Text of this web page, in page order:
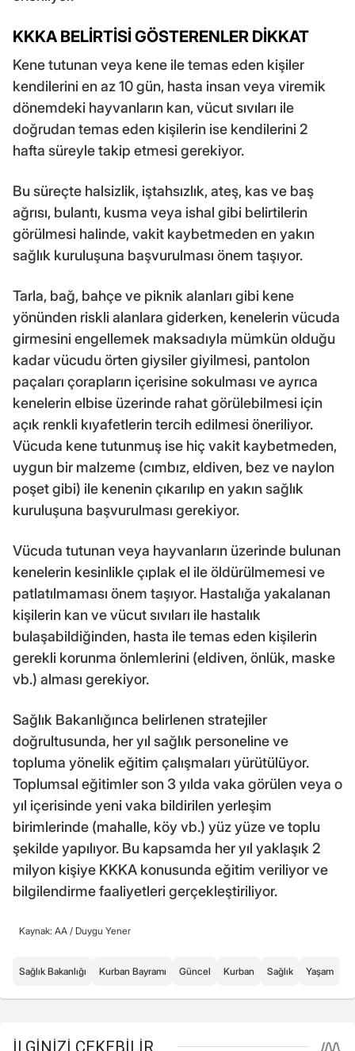
KKKA BELİRTİSİ GÖSTERENLER DİKKAT
Kene tutunan veya kene ile temas eden kişiler
kendilerini en az 10 gün, hasta insan veya viremik
dönemdeki hayvanların kan, vücut sıvıları ile
doğrudan temas eden kişilerin ise kendilerini 2
hafta süreyle takip etmesi gerekiyor.
Bu süreçte halsizlik, iştahsızlık, ateş, kas ve baş
ağrısı, bulantı, kusma veya ishal gibi belirtilerin
görülmesi halinde, vakit kaybetmeden en yakın
sağlık kuruluşuna başvurulması önem taşıyor.
Tarla, bağ, bahçe ve piknik alanları gibi kene
yönünden riskli alanlara giderken, kenelerin vücuda
girmesini engellemek maksadıyla mümkün olduğu
kadar vücudu örten giysiler giyilmesi, pantolon
paçaları çorapların içerisine sokulması ve ayrıca
kenelerin elbise üzerinde rahat görülebilmesi için
açık renkli kıyafetlerin tercih edilmesi öneriliyor.
Vücuda kene tutunmuş ise hiç vakit kaybetmeden,
uygun bir malzeme (cımbız, eldiven, bez ve naylon
poşet gibi) ile kenenin çıkarılıp en yakın sağlık
kuruluşuna başvurulması gerekiyor.
Vücuda tutunan veya hayvanların üzerinde bulunan
kenelerin kesinlikle çıplak el ile öldürülmemesi ve
patlatılmaması önem taşıyor. Hastalığa yakalanan
kişilerin kan ve vücut sıvıları ile hastalık
bulaşabildiğinden, hasta ile temas eden kişilerin
gerekli korunma önlemlerini (eldiven, önlük, maske
vb.) alması gerekiyor.
Sağlık Bakanlığınca belirlenen stratejiler
doğrultusunda, her yıl sağlık personeline ve
topluma yönelik eğitim çalışmaları yürütülüyor.
Toplumsal eğitimler son 3 yılda vaka görülen veya o
yıl içerisinde yeni vaka bildirilen yerleşim
birimlerinde (mahalle, köy vb.) yüz yüze ve toplu
şekilde yapılıyor. Bu kapsamda her yıl yaklaşık 2
milyon kişiye KKKA konusunda eğitim veriliyor ve
bilgilendirme faaliyetleri gerçekleştiriliyor.
Kaynak: AA / Duygu Yener
Sağlık Bakanlığı Kurban Bayramı Güncel Kurban Sağlık Yaşam